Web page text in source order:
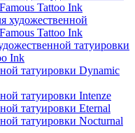
Tattoo Ink
художественной
Tattoo Ink
татуировки
Ink
татуировки Dynamic
татуировки Intenze
татуировки Eternal
татуировки Nocturnal